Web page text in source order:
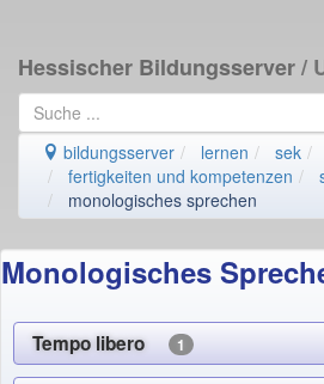
Hessischer Bildungsserver/
bildungsserver lernen sek
fertigkeiten und kompetenzen
monologisches sprechen
Monologisches
Tempo libero 1